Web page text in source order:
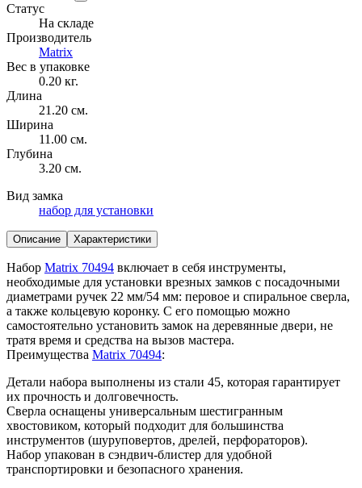
Статус
На складе
Производитель
Matrix
Вес в упаковке
0.20 кг.
Длина
21.20 см.
Ширина
11.00 см.
Глубина
3.20 см.
Вид замка
набор для установки
Описание Характеристики
Набор Matrix 70494 включает в себя инструменты,
необходимые для установки врезных замков с посадочными
диаметрами ручек 22 мм/54 мм: перовое и спиральное сверла,
а также кольцевую коронку. С его помощью можно
самостоятельно установить замок на деревянные двери, не
тратя время и средства на вызов мастера.
Преимущества Matrix 70494:
Детали набора выполнены из стали 45, которая гарантирует
их прочность и долговечность.
Сверла оснащены универсальным шестигранным
хвостовиком, который подходит для большинства
инструментов (шуруповертов, дрелей, перфораторов).
Набор упакован в сэндвич-блистер для удобной
транспортировки и безопасного хранения.